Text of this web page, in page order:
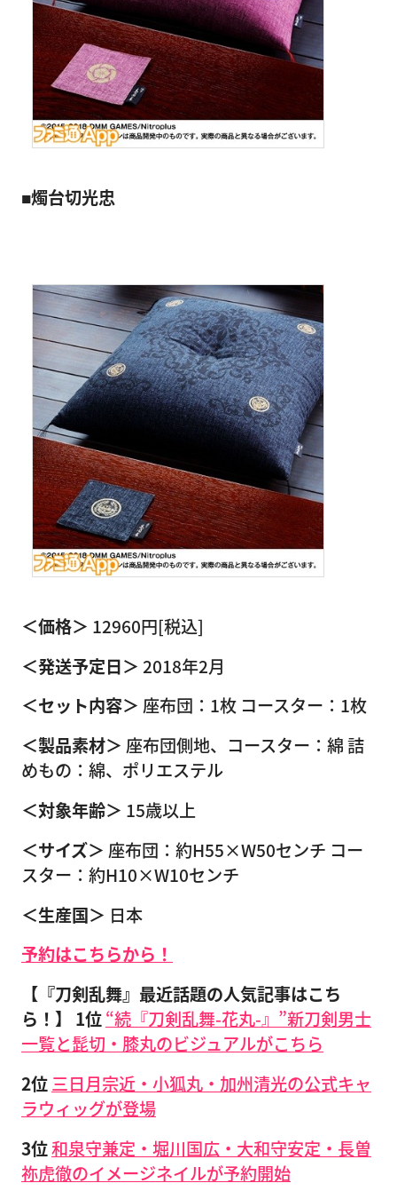
■燭台切光忠
＜価格＞ 12960円[税込]
＜発送予定日＞ 2018年2月
＜セット内容＞ 座布団：1枚 コースター：1枚
＜製品素材＞ 座布団側地、コースター：綿 詰
めもの：綿、ポリエステル
＜対象年齢＞ 15歳以上
＜サイズ＞ 座布団：約H55×W50センチ コー
スター：約H10×W10センチ
＜生産国＞ 日本
予約はこちらから！
【『刀剣乱舞』最近話題の人気記事はこち
ら！】 1位“続『刀剣乱舞-花丸-』”新刀剣男士
一覧と髭切・膝丸のビジュアルがこちら
2位三日月宗近・小狐丸・加州清光の公式キャ
ラウィッグが登場
3位和泉守兼定・堀川国広・大和守安定・長曽
祢虎徹のイメージネイルが予約開始